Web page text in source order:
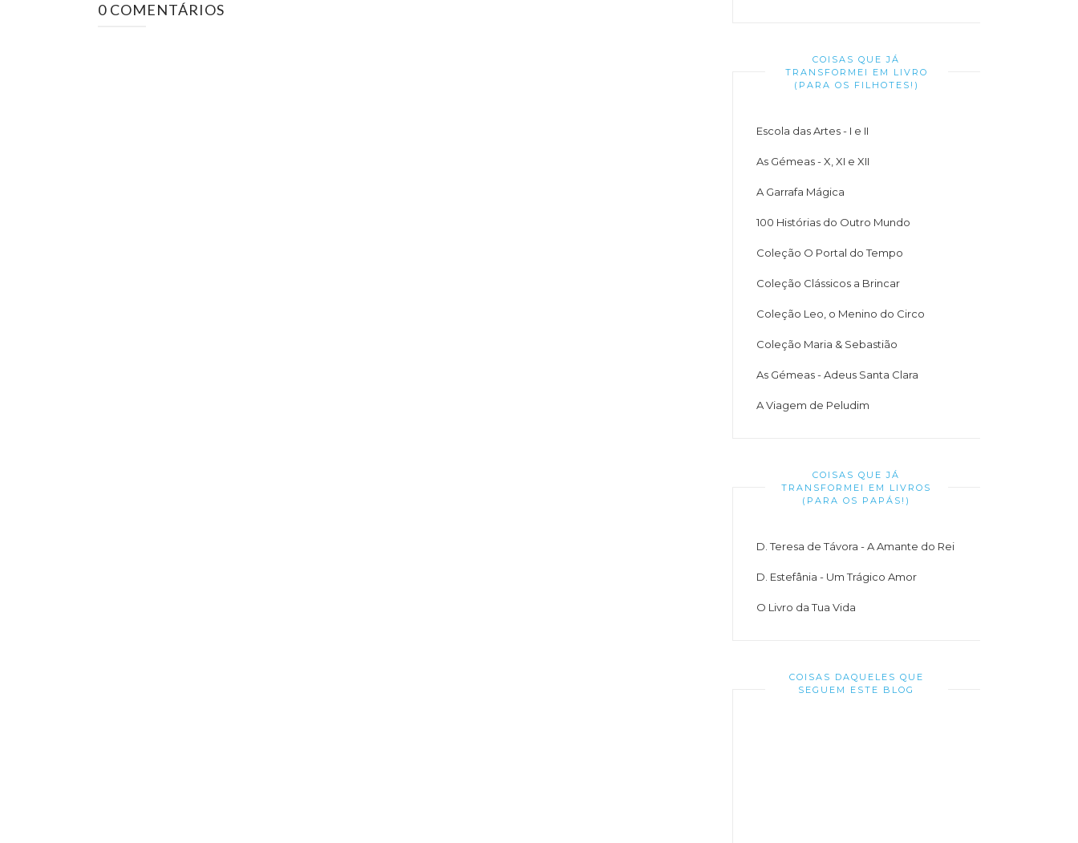
0 COMENTÁRIOS
COISAS QUE JÁ
TRANSFORMEI EM LIVRO
(PARA OS FILHOTES!)
Escola das Artes - I e II
As Gémeas - X, XI e XII
A Garrafa Mágica
100 Histórias do Outro Mundo
Coleção O Portal do Tempo
Coleção Clássicos a Brincar
Coleção Leo, o Menino do Circo
Coleção Maria & Sebastião
As Gémeas - Adeus Santa Clara
A Viagem de Peludim
COISAS QUE JÁ
TRANSFORMEI EM LIVROS
(PARA OS PAPÁS!)
D. Teresa de Távora - A Amante do Rei
D. Estefânia - Um Trágico Amor
O Livro da Tua Vida
COISAS DAQUELES QUE
SEGUEM ESTE BLOG